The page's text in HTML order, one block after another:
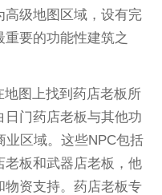
级地图区域，设有完
要的功能性建筑之
图上找到药店老板所
门药店老板与其他功
业区域。这些NPC包括
板和武器店老板，他
资支持。药店老板专